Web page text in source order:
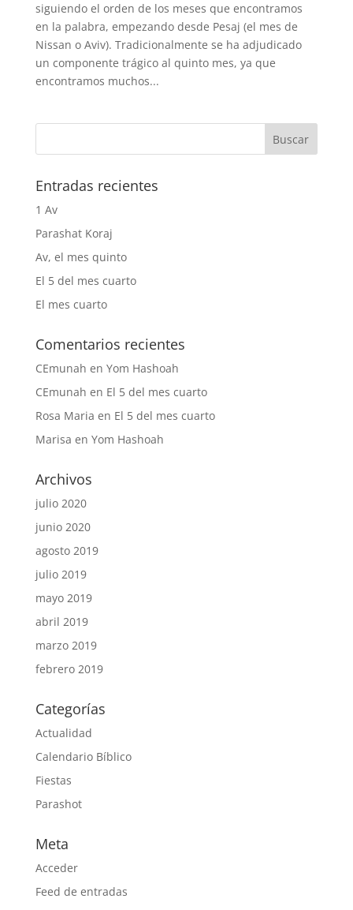
siguiendo el orden de los meses que encontramos
en la palabra, empezando desde Pesaj (el mes de
Nissan o Aviv). Tradicionalmente se ha adjudicado
un componente trágico al quinto mes, ya que
encontramos muchos...
Entradas recientes
1 Av
Parashat Koraj
Av, el mes quinto
El 5 del mes cuarto
El mes cuarto
Comentarios recientes
CEmunah en Yom Hashoah
CEmunah en El 5 del mes cuarto
Rosa Maria en El 5 del mes cuarto
Marisa en Yom Hashoah
Archivos
julio 2020
junio 2020
agosto 2019
julio 2019
mayo 2019
abril 2019
marzo 2019
febrero 2019
Categorías
Actualidad
Calendario Bíblico
Fiestas
Parashot
Meta
Acceder
Feed de entradas